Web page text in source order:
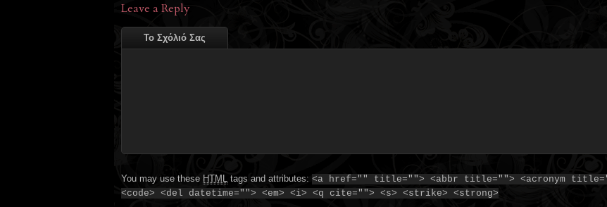
Leave a Reply
Το Σχόλιό Σας
You may use these HTML tags and attributes: <a href="" title=""> <abbr title=""> <acronym
<code> <del datetime=""> <em> <i> <q cite=""> <s> <strike> <strong>